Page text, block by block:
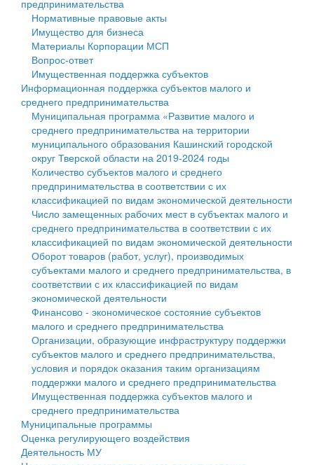
Государственные услуги
Промышленность и АПК
Экономика и бизнес
...
Символика
Устав
Гостям округа
Туризм
Культура
Образование
Здравоохранение
Социальная защита
Фотоальбом
муниципального округа Тверской области
Администрация Кашинского муниципального округа
Тверской области
Управление сельскими территориями
Открытые данные
Работа с обращениями граждан
Муниципальный контроль
Муниципальные услуги
Проекты административных регламентов
Антимонопольный комплаенс
Противодействие коррупции
Финансовое управление
Бюджет для граждан
Имущество
Выявление правообладателей ранее учтенных
объектов недвижимости
Имущественная поддержка субъектов малого и
среднего предпринимательства
Информационная поддержка субъектов малого и
среднего предпринимательства
Муниципальные программы
Контрольно-счетная палата
Персональные данные
Оценка регулирующего воздействия
Деятельность МУ
Нормативы градостроительного проектирования
Правила землепользования и застройки
предпринимательства
Нормативные правовые акты
Имущество для бизнеса
Материалы Корпорации МСП
Вопрос-ответ
Имущественная поддержка субъектов
Информационная поддержка субъектов малого и
среднего предпринимательства
Муниципальная программа «Развитие малого и
среднего предпринимательства на территории
муниципального образования Кашинский городской
округ Тверской области на 2019-2024 годы
Количество субъектов малого и среднего
предпринимательства в соответствии с их
классификацией по видам экономической деятельности
Число замещенных рабочих мест в субъектах малого и
среднего предпринимательства в соответствии с их
классификацией по видам экономической деятельности
Оборот товаров (работ, услуг), производимых
субъектами малого и среднего предпринимательства, в
соответствии с их классификацией по видам
экономической деятельности
Финансово - экономическое состояние субъектов
малого и среднего предпринимательства
Организации, образующие инфраструктуру поддержки
субъектов малого и среднего предпринимательства,
условия и порядок оказания таким организациям
поддержки малого и среднего предпринимательства
Имущественная поддержка субъектов малого и
среднего предпринимательства
Муниципальные программы
Оценка регулирующего воздействия
Деятельность МУ